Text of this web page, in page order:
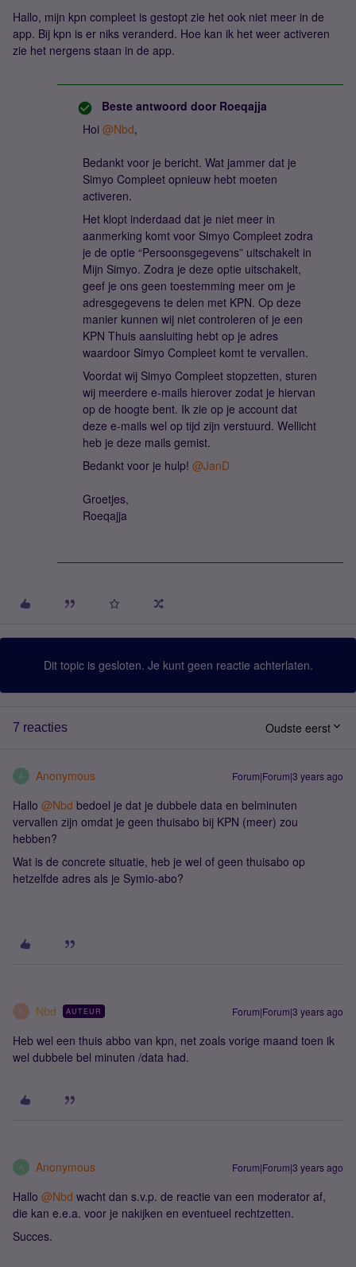
Hallo, mijn kpn compleet is gestopt zie het ook niet meer in de
app. Bij kpn is er niks veranderd. Hoe kan ik het weer activeren
zie het nergens staan in de app.
Beste antwoord door Roeqajja
Hoi @Nbd,
Bedankt voor je bericht. Wat jammer dat je
Simyo Compleet opnieuw hebt moeten
activeren.
Het klopt inderdaad dat je niet meer in
aanmerking komt voor Simyo Compleet zodra
je de optie “Persoonsgegevens” uitschakelt in
Mijn Simyo. Zodra je deze optie uitschakelt,
geef je ons geen toestemming meer om je
adresgegevens te delen met KPN. Op deze
manier kunnen wij niet controleren of je een
KPN Thuis aansluiting hebt op je adres
waardoor Simyo Compleet komt te vervallen.
Voordat wij Simyo Compleet stopzetten, sturen
wij meerdere e-mails hierover zodat je hiervan
op de hoogte bent. Ik zie op je account dat
deze e-mails wel op tijd zijn verstuurd. Wellicht
heb je deze mails gemist.
Bedankt voor je hulp! @JanD
Groetjes,
Roeqajja
Dit topic is gesloten. Je kunt geen reactie achterlaten.
7 reacties Oudste eerst
A Anonymous Forum|Forum|3 years ago
Hallo @Nbd bedoel je dat je dubbele data en belminuten
vervallen zijn omdat je geen thuisabo bij KPN (meer) zou
hebben?
Wat is de concrete situatie, heb je wel of geen thuisabo op
hetzelfde adres als je Symio-abo?
N Nbd AUTEUR Forum|Forum|3 years ago
Heb wel een thuis abbo van kpn, net zoals vorige maand toen ik
wel dubbele bel minuten /data had.
A Anonymous Forum|Forum|3 years ago
Hallo @Nbd wacht dan s.v.p. de reactie van een moderator af,
die kan e.e.a. voor je nakijken en eventueel rechtzetten.
Succes.